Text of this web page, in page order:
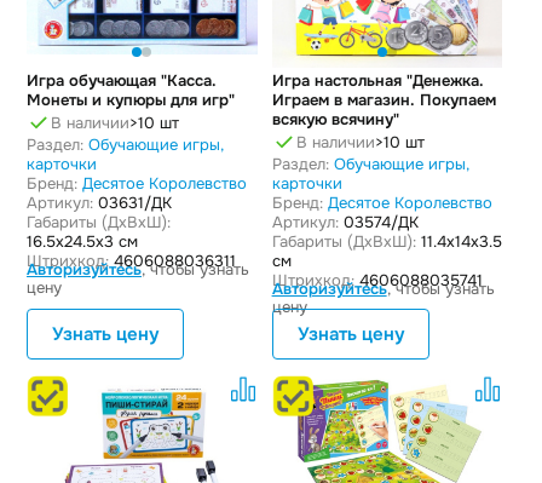
Игра обучающая "Касса.
Монеты и купюры для игр"
В наличии>10 шт
Раздел: Обучающие игры,
карточки
Бренд: Десятое Королевство
Артикул: 03631/ДК
Габариты (ДxВxШ):
16.5x24.5x3 см
Штрихкод: 4606088036311
Авторизуйтесь, чтобы узнать
цену
Узнать цену
Игра настольная "Денежка.
Играем в магазин. Покупаем
всякую всячину"
В наличии>10 шт
Раздел: Обучающие игры,
карточки
Бренд: Десятое Королевство
Артикул:03574/ДК
Габариты (ДxВxШ):11.4x14x3.5
см
Штрихкод:4606088035741
Авторизуйтесь, чтобы узнать
цену
Узнать цену